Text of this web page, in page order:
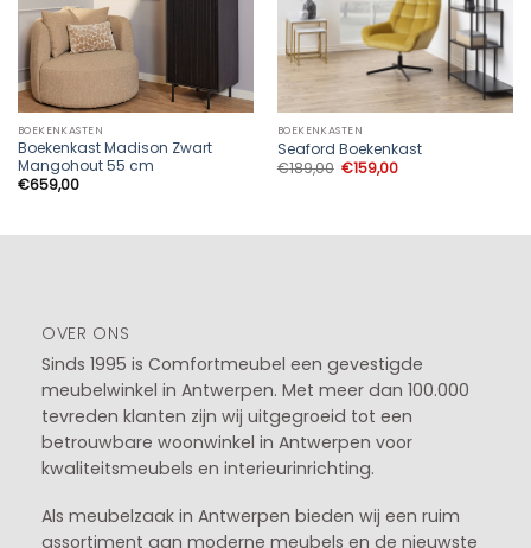
BOEKENKASTEN
Boekenkast Madison Zwart
Mangohout 55 cm
€659,00
BOEKENKASTEN
Seaford Boekenkast
€189,00 Oorspronkelijke
prijs
€159,00Huidige
OVER ONS
Sinds 1995 is Comfortmeubel een gevestigde
meubelwinkel in Antwerpen. Met meer dan 100.000
tevreden klanten zijn wij uitgegroeid tot een
betrouwbare woonwinkel in Antwerpen voor
kwaliteitsmeubels en interieurinrichting.
Als meubelzaak in Antwerpen bieden wij een ruim
assortiment aan moderne meubels en de nieuwste